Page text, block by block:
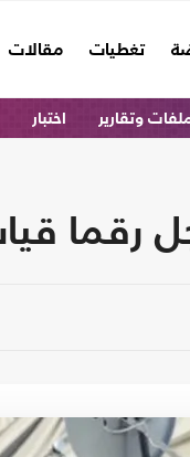
تغطيات مقالات
وتقارير اختبار
بلغ